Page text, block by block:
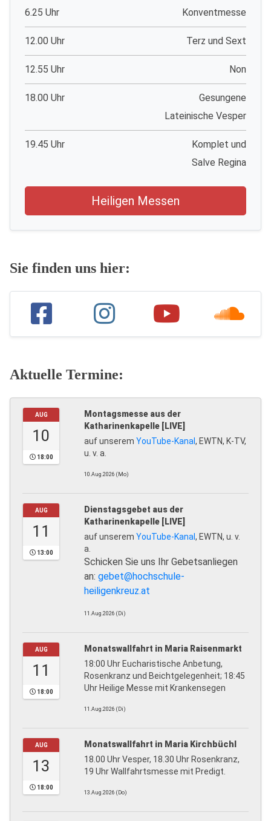
6.25 Uhr Konventmesse
12.00 Uhr Terz und Sext
12.55 Uhr Non
18.00 Uhr
Gesungene
Lateinische Vesper
19.45 Uhr
Komplet und
Salve Regina
Heiligen Messen
Sie finden uns hier:
Aktuelle Termine:
AUG
10
18:00
Montagsmesse aus der
Katharinenkapelle [LIVE]
auf unserem YouTube-Kanal, EWTN, K-TV,
u. v. a.
10.Aug.2026 (Mo)
AUG
11
13:00
Dienstagsgebet aus der
Katharinenkapelle [LIVE]
auf unserem YouTube-Kanal, EWTN, u. v.
a.
Schicken Sie uns Ihr Gebetsanliegen
an: gebet@hochschule-
heiligenkreuz.at
11.Aug.2026 (Di)
AUG
11
18:00
Monatswallfahrt in Maria Raisenmarkt
18:00 Uhr Eucharistische Anbetung,
Rosenkranz und Beichtgelegenheit; 18:45
Uhr Heilige Messe mit Krankensegen
11.Aug.2026 (Di)
AUG
13
18:00
Monatswallfahrt in Maria Kirchbüchl
18.00 Uhr Vesper, 18.30 Uhr Rosenkranz,
19 Uhr Wallfahrtsmesse mit Predigt.
13.Aug.2026 (Do)